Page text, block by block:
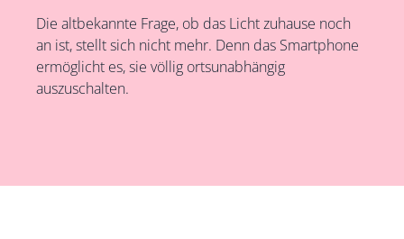
Die altbekannte Frage, ob das Licht zuhause noch
an ist, stellt sich nicht mehr. Denn das Smartphone
ermöglicht es, sie völlig ortsunabhängig
auszuschalten.